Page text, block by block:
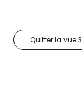
Quitter la vue